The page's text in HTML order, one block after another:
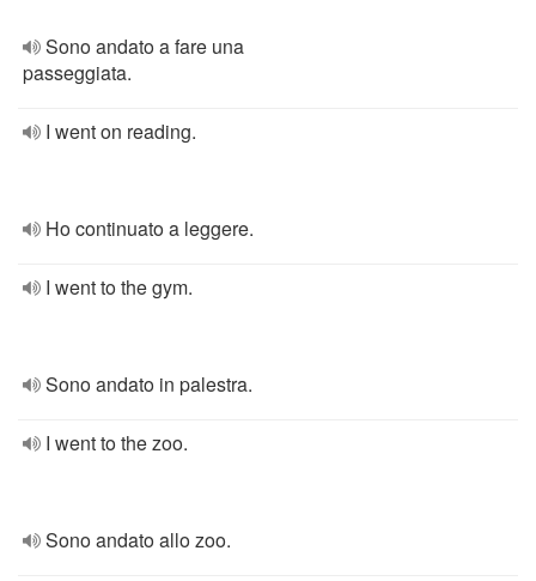
Sono andato a fare una
passeggiata.
I went on reading.
Ho continuato a leggere.
I went to the gym.
Sono andato in palestra.
I went to the zoo.
Sono andato allo zoo.